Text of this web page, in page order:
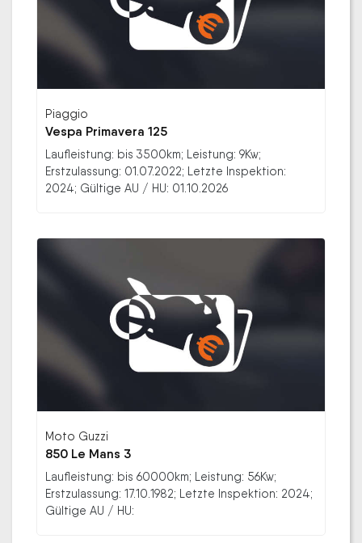
Piaggio
Vespa Primavera 125
Laufleistung: bis 3500km; Leistung: 9Kw;
Erstzulassung: 01.07.2022; Letzte Inspektion:
2024; Gültige AU / HU: 01.10.2026
Moto Guzzi
850 Le Mans 3
Laufleistung: bis 60000km; Leistung: 56Kw;
Erstzulassung: 17.10.1982; Letzte Inspektion: 2024;
Gültige AU / HU: